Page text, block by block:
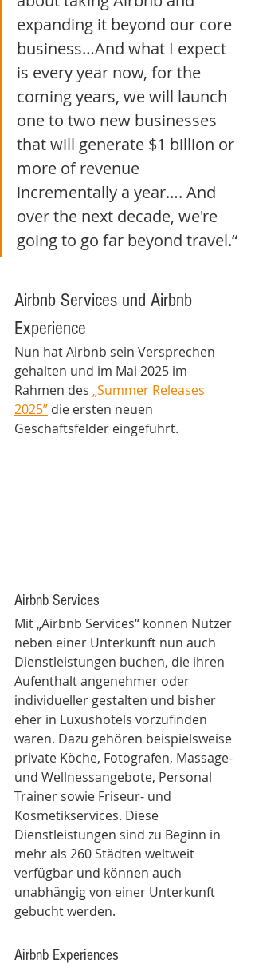
expanding it beyond our core
business…And what I expect
is every year now, for the
coming years, we will launch
one to two new businesses
that will generate $1 billion or
more of revenue
incrementally a year…. And
over the next decade, we're
going to go far beyond travel.“
Airbnb Services und Airbnb
Experience
Nun hat Airbnb sein Versprechen
gehalten und im Mai 2025 im
Rahmen des „Summer Releases
2025” die ersten neuen
Geschäftsfelder eingeführt.
Airbnb Services
Mit „Airbnb Services“ können Nutzer
neben einer Unterkunft nun auch
Dienstleistungen buchen, die ihren
Aufenthalt angenehmer oder
individueller gestalten und bisher
eher in Luxushotels vorzufinden
waren. Dazu gehören beispielsweise
private Köche, Fotografen, Massage-
und Wellnessangebote, Personal
Trainer sowie Friseur- und
Kosmetikservices. Diese
Dienstleistungen sind zu Beginn in
mehr als 260 Städten weltweit
verfügbar und können auch
unabhängig von einer Unterkunft
gebucht werden.
Airbnb Experiences